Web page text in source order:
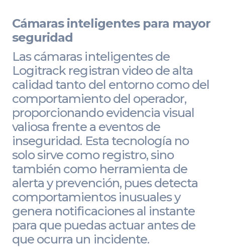
Cámaras inteligentes para mayor
seguridad
Las cámaras inteligentes de
Logitrack registran video de alta
calidad tanto del entorno como del
comportamiento del operador,
proporcionando evidencia visual
valiosa frente a eventos de
inseguridad. Esta tecnología no
solo sirve como registro, sino
también como herramienta de
alerta y prevención, pues detecta
comportamientos inusuales y
genera notificaciones al instante
para que puedas actuar antes de
que ocurra un incidente.